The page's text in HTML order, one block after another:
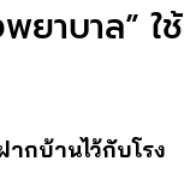
ยาบาล” ใช้
ากบ้านไว้กับโรง